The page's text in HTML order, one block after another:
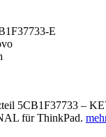
E
5CB1F37733 –
für ThinkPad.